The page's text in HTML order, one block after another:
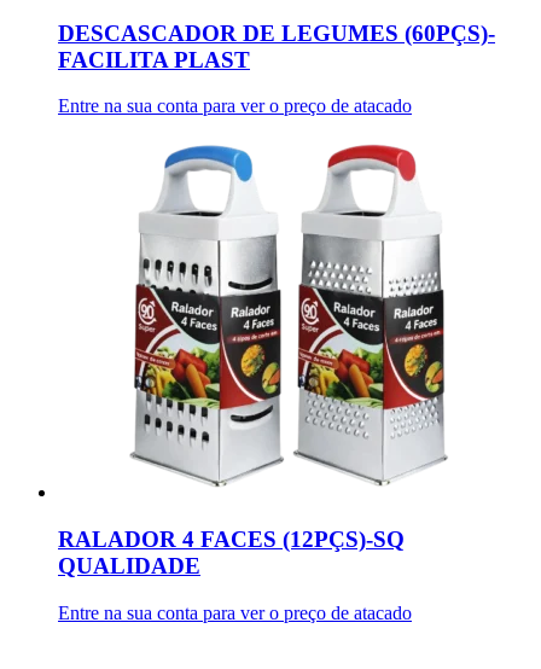
DESCASCADOR DE LEGUMES (60PÇS)-
FACILITA PLAST
Entre na sua conta para ver o preço de atacado
RALADOR 4 FACES (12PÇS)-SQ
QUALIDADE
Entre na sua conta para ver o preço de atacado